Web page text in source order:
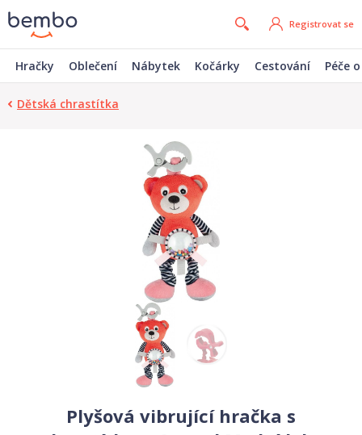
Registrovat se
Hračky Oblečení Nábytek Kočárky Cestování Péče
Dětská chrastítka
Plyšová vibrující hračka s